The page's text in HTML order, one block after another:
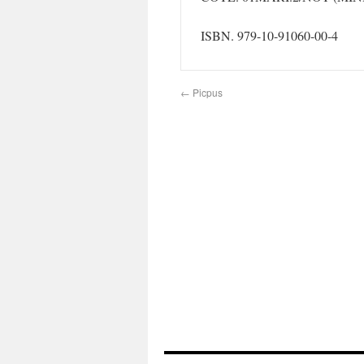
ISBN. 979-10-91060-00-4
← Picpus